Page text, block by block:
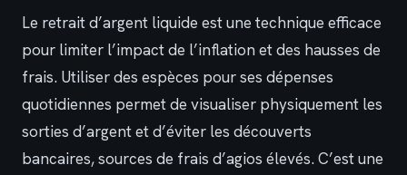
Le retrait d’argent liquide est une technique efficace
pour limiter l’impact de l’inflation et des hausses de
frais. Utiliser des espèces pour ses dépenses
quotidiennes permet de visualiser physiquement les
sorties d’argent et d’éviter les découverts
bancaires, sources de frais d’agios élevés. C’est une